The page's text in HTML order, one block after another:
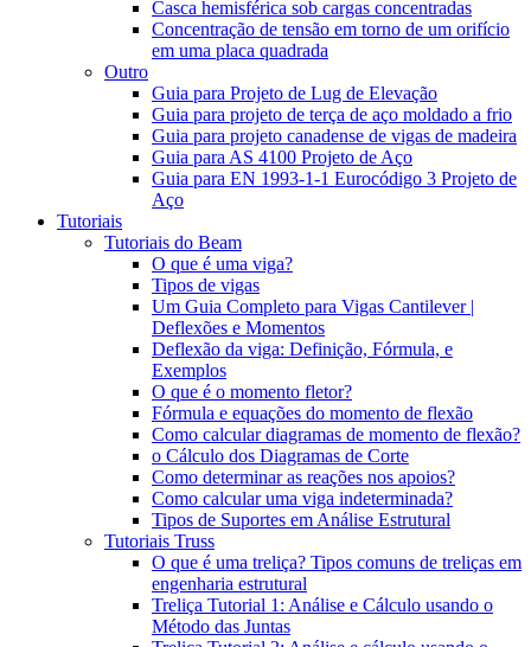
Casca hemisférica sob cargas concentradas
Concentração de tensão em torno de um orifício
em uma placa quadrada
Outro
Guia para Projeto de Lug de Elevação
Guia para projeto de terça de aço moldado a frio
Guia para projeto canadense de vigas de madeira
Guia para AS 4100 Projeto de Aço
Guia para EN 1993-1-1 Eurocódigo 3 Projeto de
Aço
Tutoriais
Tutoriais do Beam
O que é uma viga?
Tipos de vigas
Um Guia Completo para Vigas Cantilever |
Deflexões e Momentos
Deflexão da viga: Definição, Fórmula, e
Exemplos
O que é o momento fletor?
Fórmula e equações do momento de flexão
Como calcular diagramas de momento de flexão?
o Cálculo dos Diagramas de Corte
Como determinar as reações nos apoios?
Como calcular uma viga indeterminada?
Tipos de Suportes em Análise Estrutural
Tutoriais Truss
O que é uma treliça? Tipos comuns de treliças em
engenharia estrutural
Treliça Tutorial 1: Análise e Cálculo usando o
Método das Juntas